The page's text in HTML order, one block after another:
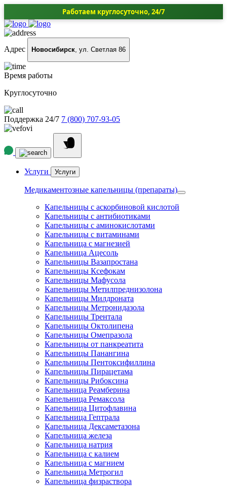
Работаем круглосуточно, 24/7
Адрес Новосибирск, ул. Светлая 86
Время работы
Круглосуточно
Поддержка 24/7 7 (800) 707-93-05
Услуги Услуги
Медикаментозные капельницы (препараты)
Капельницы с аскорбиновой кислотой
Капельницы с антибиотиками
Капельницы с аминокислотами
Капельницы с витаминами
Капельница с магнезией
Капельница Ацесоль
Капельницы Вазапростана
Капельницы Ксефокам
Капельницы Мафусола
Капельницы Метилпреднизолона
Капельницы Милдроната
Капельницы Метронидазола
Капельницы Трентала
Капельницы Октолипена
Капельницы Омепразола
Капельницы от панкреатита
Капельницы Панангина
Капельницы Пентоксифиллина
Капельницы Пирацетама
Капельницы Рибоксина
Капельница Реамберина
Капельница Ремаксола
Капельница Цитофлавина
Капельница Гептрала
Капельница Дексаметазона
Капельница железа
Капельница натрия
Капельница с калием
Капельница с магнием
Капельница Метрогил
Капельница физраствора